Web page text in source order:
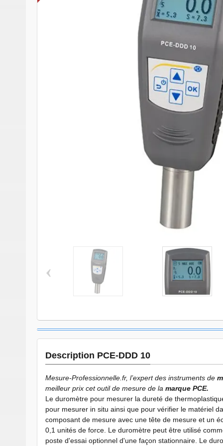
Duromètre PCE-DDD
10 miniature 2067
Duromètre PCE-
10 miniature
‹
Description PCE-DDD 10
Mesure-Professionnelle.fr, l’expert des instruments de
meilleur prix cet outil de mesure de la marque PCE.
Le duromètre pour mesurer la dureté de
pour mesurer in situ ainsi que pour vérifier le matériel
composant de mesure avec une tête de mesure et un
0,1 unités de force. Le duromètre peut être utilisé
poste d'essai optionnel d'une façon stationnaire. Le